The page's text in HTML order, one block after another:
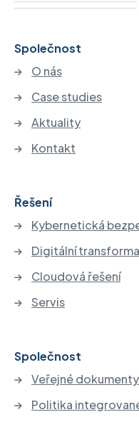
Společnost
O nás
Case studies
Aktuality
Kontakt
Řešení
Kybernetická
Digitální
Cloudová řešení
Servis
Společnost
Veřejné dokumenty
Politika